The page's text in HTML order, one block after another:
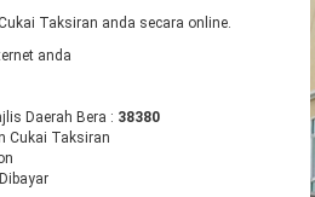
Taksiran anda secara online.
anda
Daerah Bera : 38380
Cukai Taksiran